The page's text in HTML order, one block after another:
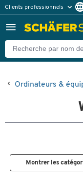
Clients professionnels
Clients particuliers
Ordinateurs &
Montrer les